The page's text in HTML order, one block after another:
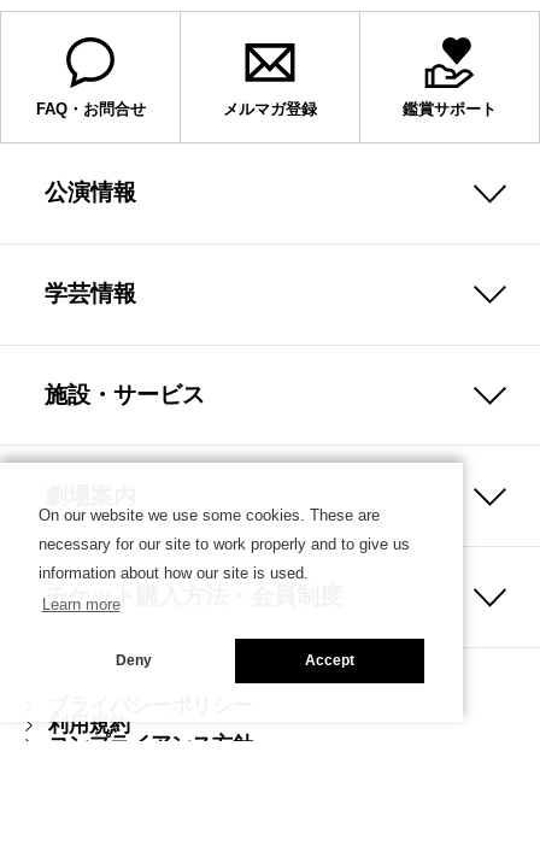
FAQ・お問合せ メルマガ登録 鑑賞サポート
公演情報
学芸情報
施設・サービス
チケット購入方法・会員制度
利用規約
コンプライアンス方針
On our website we use some cookies. These are
necessary for our site to work properly and to give us
information about how our site is used.
Learn more
Deny Accept